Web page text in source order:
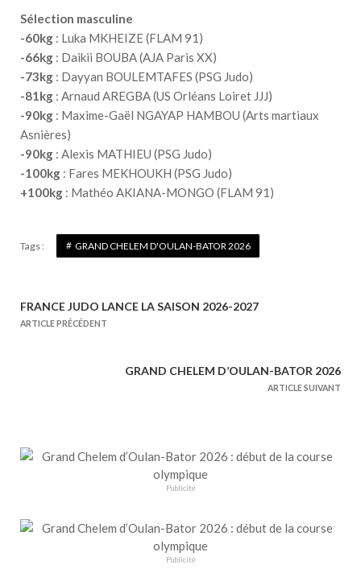
Sélection masculine
-60kg : Luka MKHEIZE (FLAM 91)
-66kg : Daikii BOUBA (AJA Paris XX)
-73kg : Dayyan BOULEMTAFES (PSG Judo)
-81kg : Arnaud AREGBA (US Orléans Loiret JJJ)
-90kg : Maxime-Gaël NGAYAP HAMBOU (Arts martiaux
Asnières)
-90kg : Alexis MATHIEU (PSG Judo)
-100kg : Fares MEKHOUKH (PSG Judo)
+100kg : Mathéo AKIANA-MONGO (FLAM 91)
Tags : GRAND CHELEM D'OULAN-BATOR 2026
N
t
i
d
FRANCE JUDO LANCE LA SAISON 2026-2027
ARTICLE PRÉCÉDENT
GRAND CHELEM D’OULAN-BATOR 2026
ARTICLE SUIVANT
Publicité
Publicité